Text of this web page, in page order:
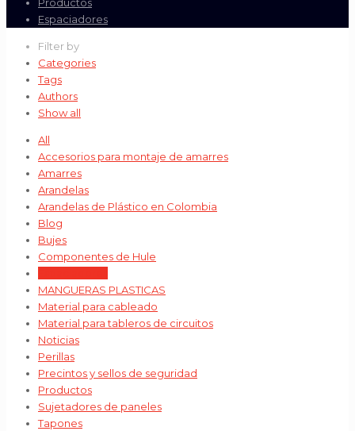
Espaciadores
Filter by
Categories
Tags
Authors
Show all
All
Accesorios para montaje de amarres
Amarres
Arandelas
Arandelas de Plástico en Colombia
Blog
Bujes
Componentes de Hule
MANGUERAS PLASTICAS
Material para cableado
Material para tableros de circuitos
Noticias
Perillas
Precintos y sellos de seguridad
Productos
Sujetadores de paneles
Tapones